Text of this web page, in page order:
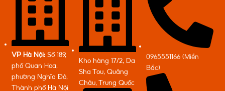
VP Hà Nội: Số 189,
phố Quan Hoa,
phường Nghĩa Đô,
Thành phố Hà Nội
Kho hàng 17/2, Da
Sha Tou, Quảng
Châu, Trung Quốc
0965551166 (Miền
Bắc)